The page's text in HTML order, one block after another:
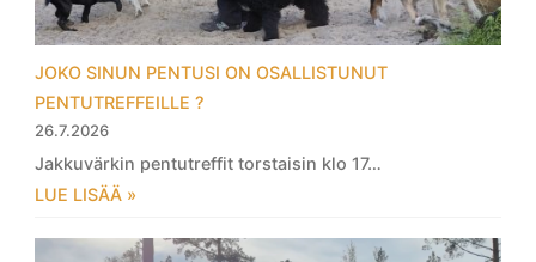
JOKO SINUN PENTUSI ON OSALLISTUNUT
PENTUTREFFEILLE ?
26.7.2026
Jakkuvärkin pentutreffit torstaisin klo 17…
LUE LISÄÄ »